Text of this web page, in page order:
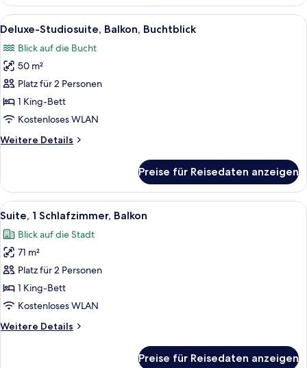
Alle
Fotos
für
Deluxe-
Studiosuite,
Balkon,
Buchtblick
Ein Hotelzimmer mit einem großen
6
Deluxe-Studiosuite, Balkon, Buchtblick
Blick auf die Bucht
50 m²
Platz für 2 Personen
1 King-Bett
Kostenloses WLAN
Weitere Details
Weitere
Studiosuite,
Balkon,
Buchtblick
Preise für Reisedaten anzeigen
Alle
Fotos
für
Suite,
1
Schlafzimmer,
Balkon
Ein modernes Wohnzimmer mit
5
Suite, 1 Schlafzimmer, Balkon
Blick auf die Stadt
71 m²
Platz für 2 Personen
1 King-Bett
Kostenloses WLAN
Weitere Details
Weitere
Preise für Reisedaten anzeigen